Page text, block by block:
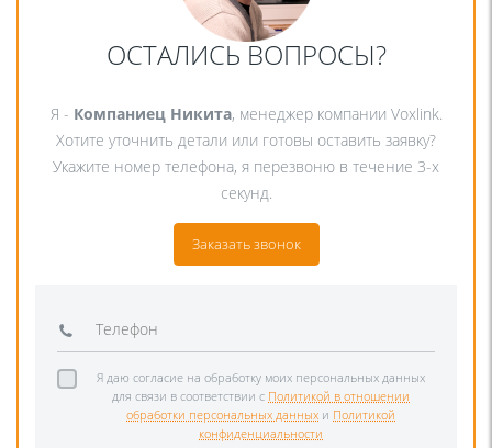
ОСТАЛИСЬ ВОПРОСЫ?
Я - Компаниец Никита, менеджер компании Voxlink.
Хотите уточнить детали или готовы оставить заявку?
Укажите номер телефона, я перезвоню в течение 3-х
секунд.
Заказать звонок
Я даю согласие на обработку моих персональных данных
для связи в соответствии с Политикой в отношении
обработки персональных данных и Политикой
конфиденциальности